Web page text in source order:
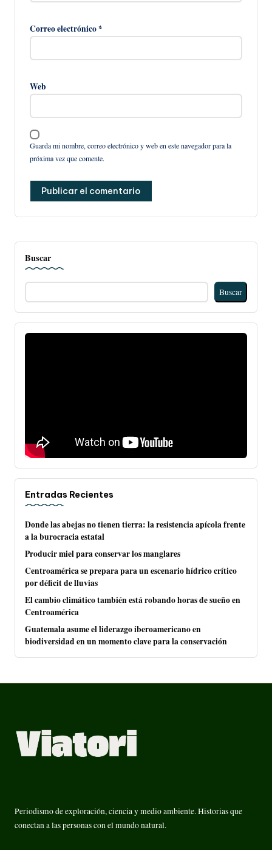
Correo electrónico*
Web
Guarda mi nombre, correo electrónico y web en este navegador para la
próxima vez que comente.
Buscar
Buscar
Entradas Recientes
Donde las abejas no tienen tierra: la resistencia apícola frente
a la burocracia estatal
Producir miel para conservar los manglares
Centroamérica se prepara para un escenario hídrico crítico
por déficit de lluvias
El cambio climático también está robando horas de sueño en
Centroamérica
Guatemala asume el liderazgo iberoamericano en
biodiversidad en un momento clave para la conservación
Periodismo de exploración, ciencia y medio ambiente. Historias que
conectan a las personas con el mundo natural.